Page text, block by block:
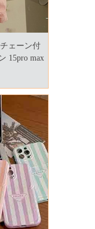
ェーン付
15pro max
ース ブラ
い 高品質